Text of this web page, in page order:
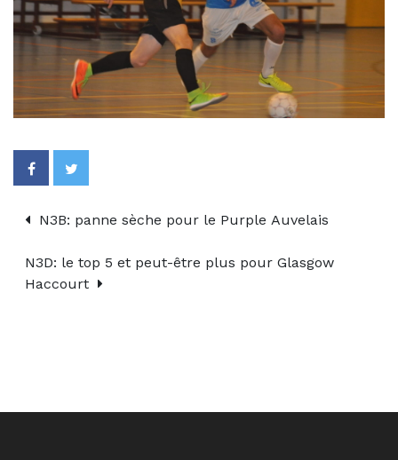
N3B: panne sèche pour le Purple Auvelais
N3D: le top 5 et peut-être plus pour Glasgow
Haccourt